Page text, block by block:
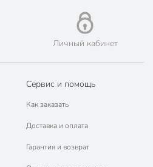
Личный кабинет
Сервис и помощь
Как заказать
Доставка и оплата
Гарантия и возврат